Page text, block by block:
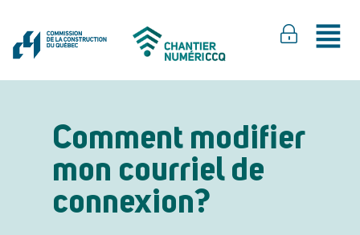
Comment modifier
mon courriel de
connexion?